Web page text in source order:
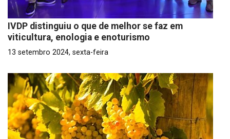
IVDP distinguiu o que de melhor se faz em
viticultura, enologia e enoturismo
13 setembro 2024, sexta-feira